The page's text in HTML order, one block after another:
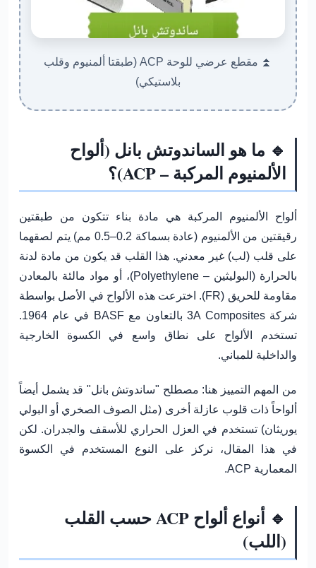
⏫ مقطع عرضي للوحة ACP (طبقتا ألمنيوم وقلب
بلاستيكي)
🔹 ما هو الساندوتش بانل (ألواح
الألمنيوم المركبة – ACP)؟
ألواح الألمنيوم المركبة هي مادة بناء تتكون من طبقتين
رقيقتين من الألمنيوم
(عادة بسماكة 0.2–0.5 مم) يتم لصقهما
على قلب (لب) غير معدني. هذا القلب قد يكون من مادة لدنة
بالحرارة (البوليثين – Polyethylene)، أو مواد مالئة بالمعادن
مقاومة للحريق (FR). اخترعت هذه الألواح في الأصل بواسطة
شركة3A Composites بالتعاون معBASF
في عام 1964.
تستخدم الألواح على نطاق واسع في الكسوة الخارجية
والداخلية للمباني.
من المهم التمييز هنا: مصطلح "ساندوتش بانل" قد يشمل أيضاً
ألواحاً ذات قلوب عازلة أخرى (مثل الصوف الصخري أو البولي
يوريثان) تستخدم في العزل الحراري للأسقف والجدران. لكن
في هذا المقال، نركز على النوع المستخدم في الكسوة
المعمارية ACP.
🔹 أنواع ألواح ACP حسب القلب
(اللب)